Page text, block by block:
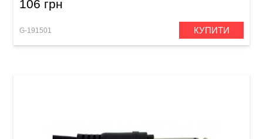
106 грн
G-191501 КУПИТИ